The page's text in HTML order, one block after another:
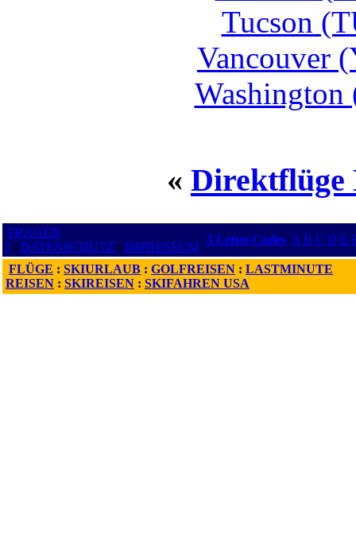
Tucson
Vancouver
« Direktflüge
FRAGEN
? : DATENSCHUTZ : IMPRESSUM
3 Letter-Codes A B C D E
FLÜGE : SKIURLAUB : GOLFREISEN : LASTMINUTE
REISEN : SKIREISEN : SKIFAHREN USA